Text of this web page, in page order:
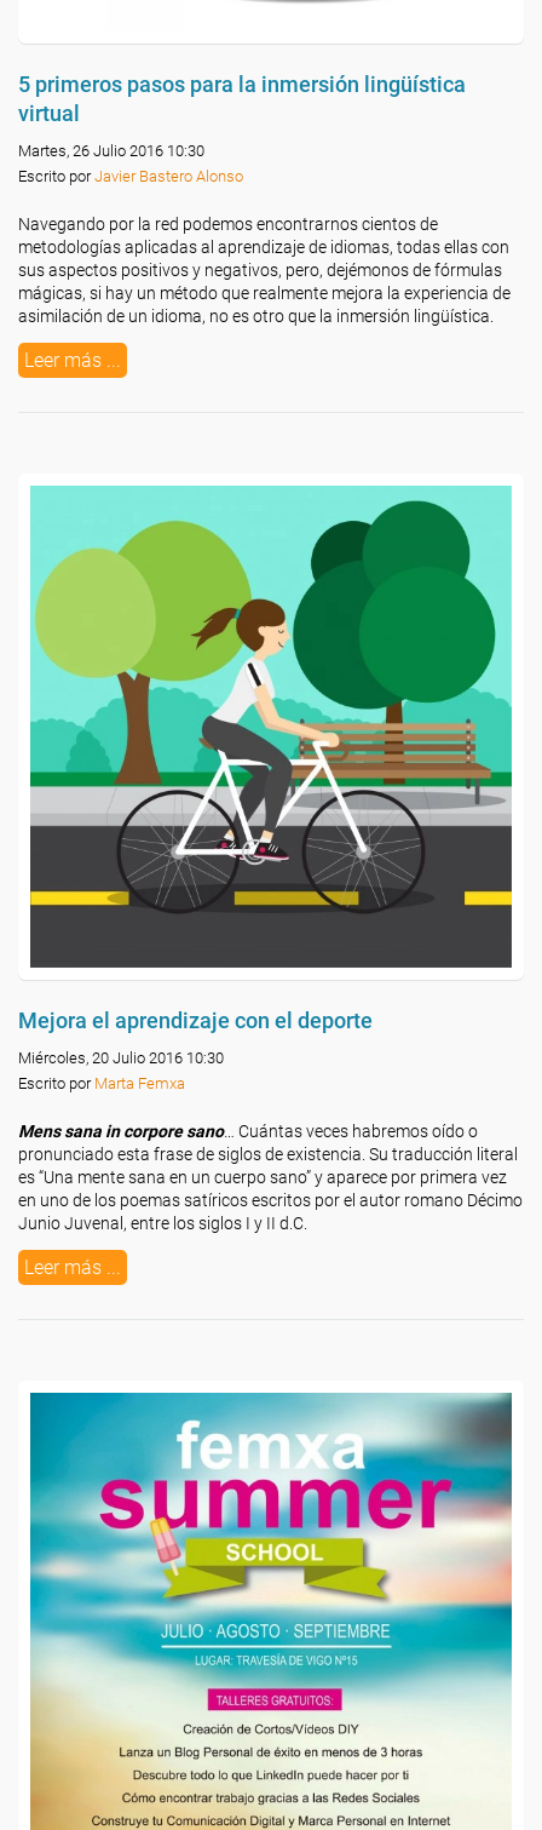
5 primeros pasos para la inmersión lingüística
virtual
Martes, 26 Julio 2016 10:30
Escrito porJavier Bastero Alonso
Navegando por la red podemos encontrarnos cientos de
metodologías aplicadas al aprendizaje de idiomas, todas ellas con
sus aspectos positivos y negativos, pero, dejémonos de fórmulas
mágicas, si hay un método que realmente mejora la experiencia de
asimilación de un idioma, no es otro que la inmersión lingüística.
Leer más ...
Mejora el aprendizaje con el deporte
Miércoles, 20 Julio 2016 10:30
Escrito por Marta Femxa
Mens sana in corpore sano… Cuántas veces habremos oído o
pronunciado esta frase de siglos de existencia. Su traducción literal
es “Una mente sana en un cuerpo sano” y aparece por primera vez
en uno de los poemas satíricos escritos por el autor romano Décimo
Junio Juvenal, entre los siglos I y II d.C.
Leer más ...